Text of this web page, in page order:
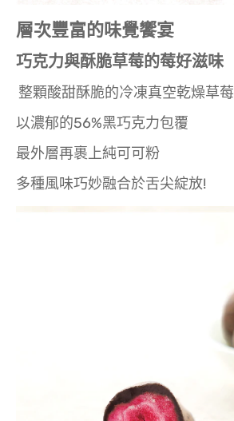
層次豐富的味覺饗宴
巧克力與酥脆草莓的莓好滋味
整顆酸甜酥脆的冷凍真空乾燥草莓
以濃郁的56%黑巧克力包覆
最外層再裹上純可可粉
多種風味巧妙融合於舌尖綻放!